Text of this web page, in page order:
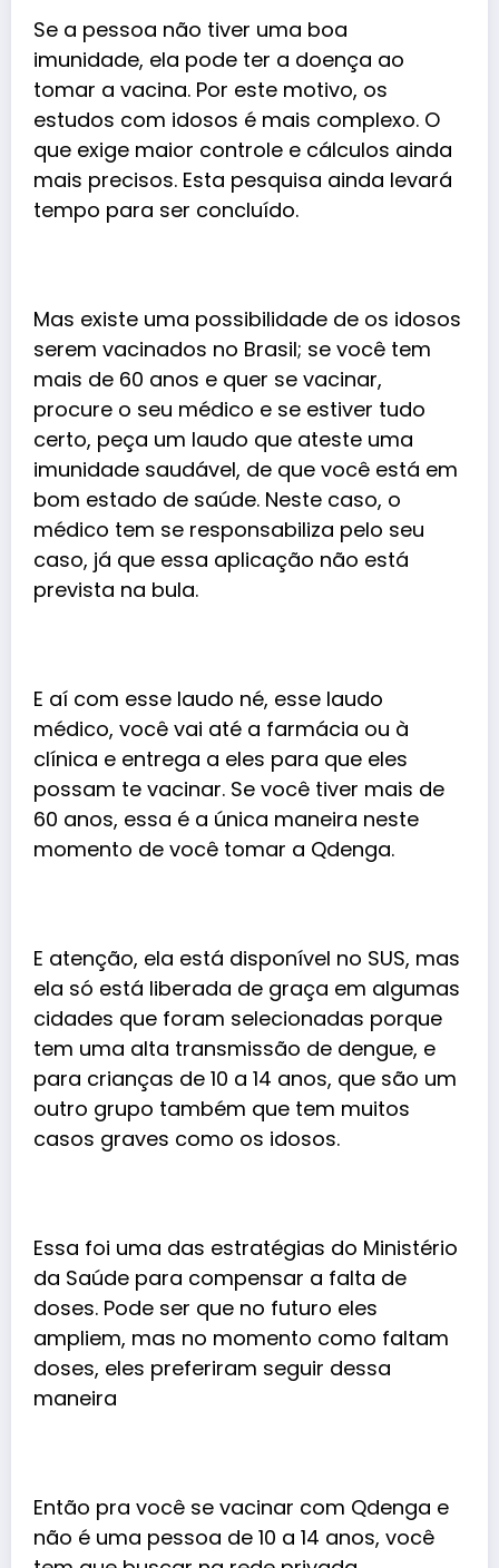
Se a pessoa não tiver uma boa
imunidade, ela pode ter a doença ao
tomar a vacina. Por este motivo, os
estudos com idosos é mais complexo. O
que exige maior controle e cálculos ainda
mais precisos. Esta pesquisa ainda levará
tempo para ser concluído.
Mas existe uma possibilidade de os idosos
serem vacinados no Brasil; se você tem
mais de 60 anos e quer se vacinar,
procure o seu médico e se estiver tudo
certo, peça um laudo que ateste uma
imunidade saudável, de que você está em
bom estado de saúde. Neste caso, o
médico tem se responsabiliza pelo seu
caso, já que essa aplicação não está
prevista na bula.
E aí com esse laudo né, esse laudo
médico, você vai até a farmácia ou à
clínica e entrega a eles para que eles
possam te vacinar. Se você tiver mais de
60 anos, essa é a única maneira neste
momento de você tomar a Qdenga.
E atenção, ela está disponível no SUS, mas
ela só está liberada de graça em algumas
cidades que foram selecionadas porque
tem uma alta transmissão de dengue, e
para crianças de 10 a 14 anos, que são um
outro grupo também que tem muitos
casos graves como os idosos.
Essa foi uma das estratégias do Ministério
da Saúde para compensar a falta de
doses. Pode ser que no futuro eles
ampliem, mas no momento como faltam
doses, eles preferiram seguir dessa
maneira
Então pra você se vacinar com Qdenga e
não é uma pessoa de 10 a 14 anos, você